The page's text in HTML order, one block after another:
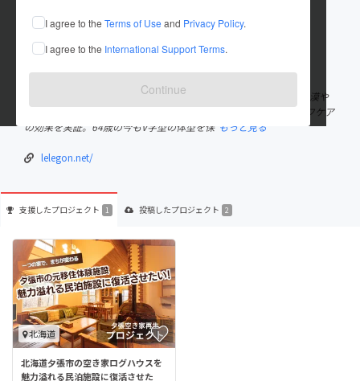
I agree to the Terms of Use and Privacy Policy.
I agree to the International Support Terms.
Continue
これまでに1回支援して2件のプロジェクトを投稿しています
在住国：日本 現在地：福岡県
出身国：日本 出身地：福岡県
通わせないセルフケアを指導して25年の整体師。 60歳でサハラ砂漠や
南米アマゾンのジャングルを合計950km走破し、通わせないセルフケア
の効果を実証。64歳の今もV字型の体型を保 もっと見る
lelegon.net/
支援したプロジェクト 1 投稿したプロジェクト 2
北海道
北海道夕張市の空き家ログハウスを
魅力溢れる民泊施設に復活させた